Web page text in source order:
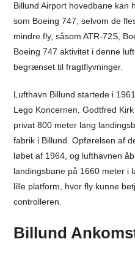
Billund Airport hovedbane kan
som Boeing 747, selvom de
mindre fly, såsom ATR-72S,
Boeing 747 aktivitet i denne
begrænset til fragtflyvninger.
Lufthavn Billund startede i
Lego Koncernen, Godtfred
privat 800 meter lang
fabrik i Billund. Opførelsen af
løbet af 1964, og lufthavnen
landingsbane på 1660 meter i
lille platform, hvor fly kunne
controlleren.
Billund